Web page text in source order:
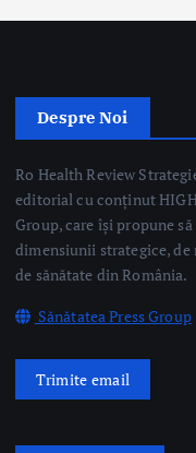
Despre Noi
Ro Health Review
editorial cu conținut
Group, care își propune
dimensiunii strategice, de
de sănătate din România.
Sănătatea Press Group
Trimite email